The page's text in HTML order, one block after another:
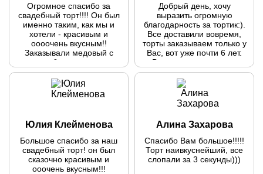
Огромное спасибо за
свадебный торт!!!! Он был
именно таким, как мы и
хотели - красивым и
оооочень вкусным!!
Заказывали медовый с
добавлением
орехов+клубничный
тирамису.
Добрый день, хочу
выразить огромную
благодарность за тортик:).
Все доставили вовремя,
торты заказываем только у
Вас, вот уже почти 6 лет.
Всегда очень вкусно и
всегда дизайн тортика
соответствует
задуманному. Спасибо
большое!
Юлия Клейменова
Большое спасибо за наш
свадебный торт! он был
сказочно красивым и
ооочень вкусным!!!
Алина Захарова
Спасибо Вам большое!!!!!
Торт наивкуснейший, все
слопали за 3 секунды)))